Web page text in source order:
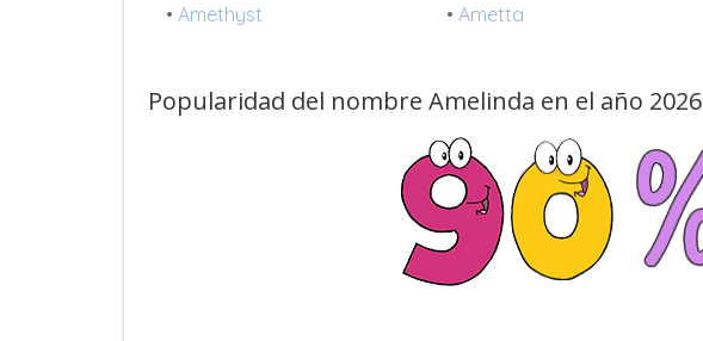
• Amethyst • Ametta
Popularidad del nombre Amelinda en el año 2026